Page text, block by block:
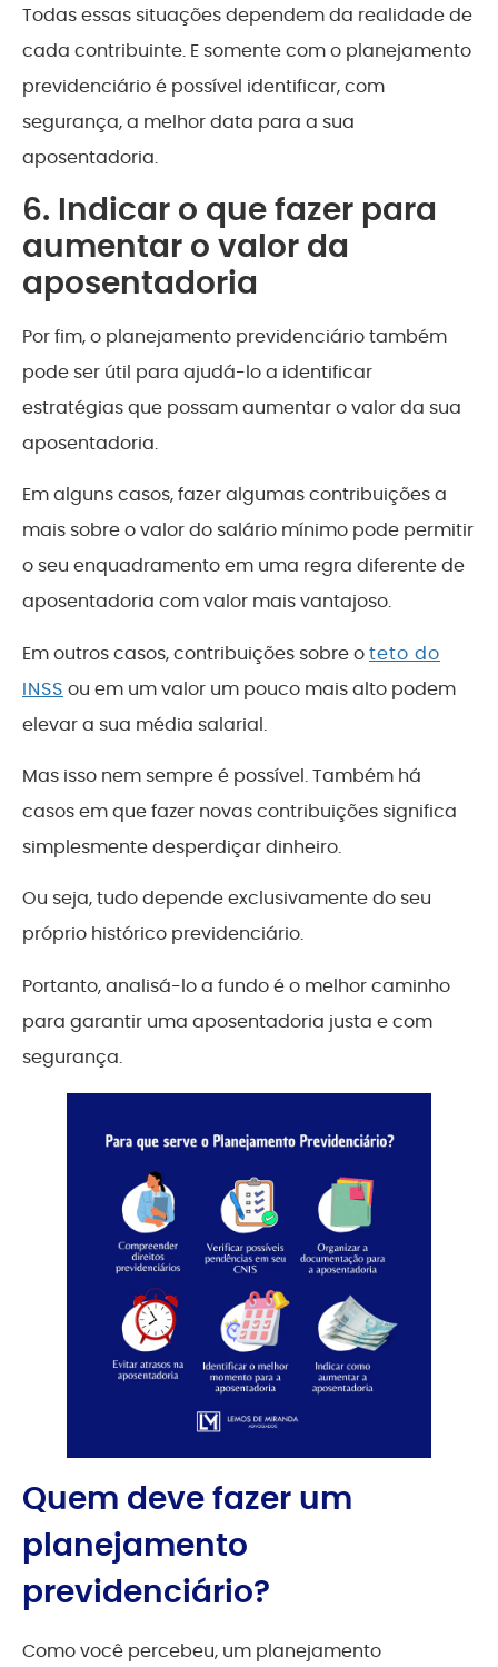
Todas essas situações dependem da realidade de
cada contribuinte. E somente com o planejamento
previdenciário é possível identificar, com
segurança, a melhor data para a sua
aposentadoria.
6. Indicar o que fazer para
aumentar o valor da
aposentadoria
Por fim, o planejamento previdenciário também
pode ser útil para ajudá-lo a identificar
estratégias que possam aumentar o valor da sua
aposentadoria.
Em alguns casos, fazer algumas contribuições a
mais sobre o valor do salário mínimo pode permitir
o seu enquadramento em uma regra diferente de
aposentadoria com valor mais vantajoso.
Em outros casos, contribuições sobre oteto do
INSS ou em um valor um pouco mais alto podem
elevar a sua média salarial.
Mas isso nem sempre é possível. Também há
casos em que fazer novas contribuições significa
simplesmente desperdiçar dinheiro.
Ou seja, tudo depende exclusivamente do seu
próprio histórico previdenciário.
Portanto, analisá-lo a fundo é o melhor caminho
para garantir uma aposentadoria justa e com
segurança.
Quem deve fazer um
planejamento
previdenciário?
Como você percebeu, um planejamento